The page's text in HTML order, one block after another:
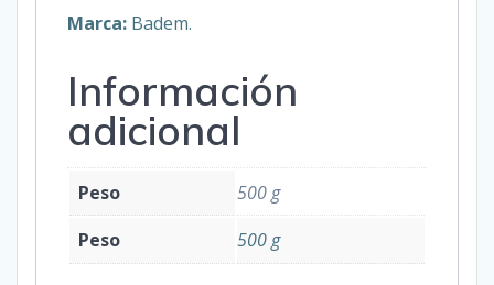
Marca: Badem.
Información
adicional
Peso
500 g
Peso
500 g